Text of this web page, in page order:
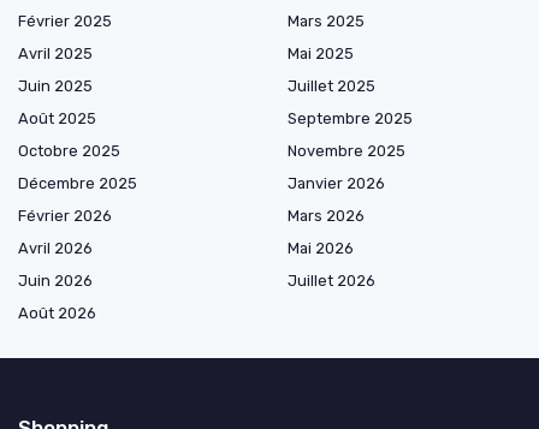
Février 2025
Mars 2025
Avril 2025
Mai 2025
Juin 2025
Juillet 2025
Août 2025
Septembre 2025
Octobre 2025
Novembre 2025
Décembre 2025
Janvier 2026
Février 2026
Mars 2026
Avril 2026
Mai 2026
Juin 2026
Juillet 2026
Août 2026